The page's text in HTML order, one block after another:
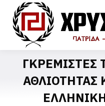
ΓΚΡΕΜΙΣΤΕΣ
ΑΘΛΙΟΤΗΤΑΣ